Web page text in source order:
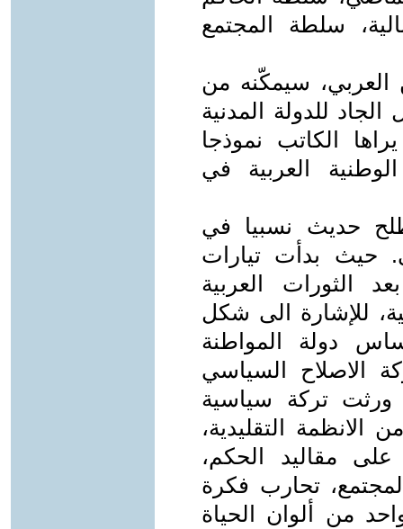
سلطة المجتمع
العربي، سيمكّنه من
للدولة المدنية
الكاتب نموذجا
العربية في
حديث نسبيا في
حيث بدأت تيارات
الثورات العربية
للإشارة الى شكل
دولة المواطنة
الاصلاح السياسي
ورثت تركة سياسية
التقليدية،
مقاليد الحكم،
تحارب فكرة
من ألوان الحياة